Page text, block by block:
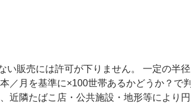
い販売には許可が下りません。 一定の半径
／月 を基準に×100世帯あるかどうか？ で判
近隣たばこ店・公共施設・地形等により円